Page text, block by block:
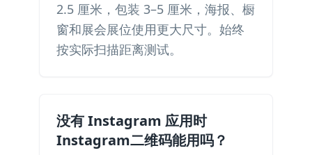
2.5 厘米，包装 3–5 厘米，海报、橱
窗和展会展位使用更大尺寸。始终
按实际扫描距离测试。
没有 Instagram 应用时
Instagram二维码能用吗？